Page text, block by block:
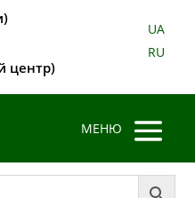
центр)
UA
RU